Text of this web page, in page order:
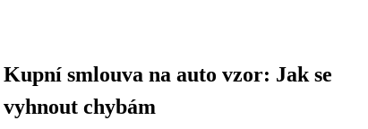
Kupní smlouva na auto vzor: Jak se
vyhnout chybám